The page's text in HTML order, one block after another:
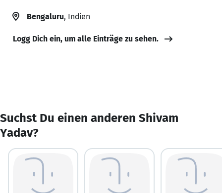
Bengaluru, Indien
Logg Dich ein, um alle Einträge zu sehen.
Suchst Du einen anderen Shivam
Yadav?